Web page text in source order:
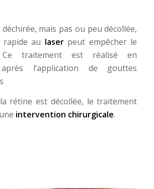
mais pas ou peu décollée,
au laserpeut empêcher le
Ce traitement est réalisé en
l’application de gouttes
rétine est décollée, le traitement
intervention chirurgicale.